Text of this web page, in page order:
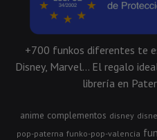
+700 funkos diferentes te
Disney, Marvel... El regalo
librería en
anime complementos disney
pop-paterna funko-pop-valencia